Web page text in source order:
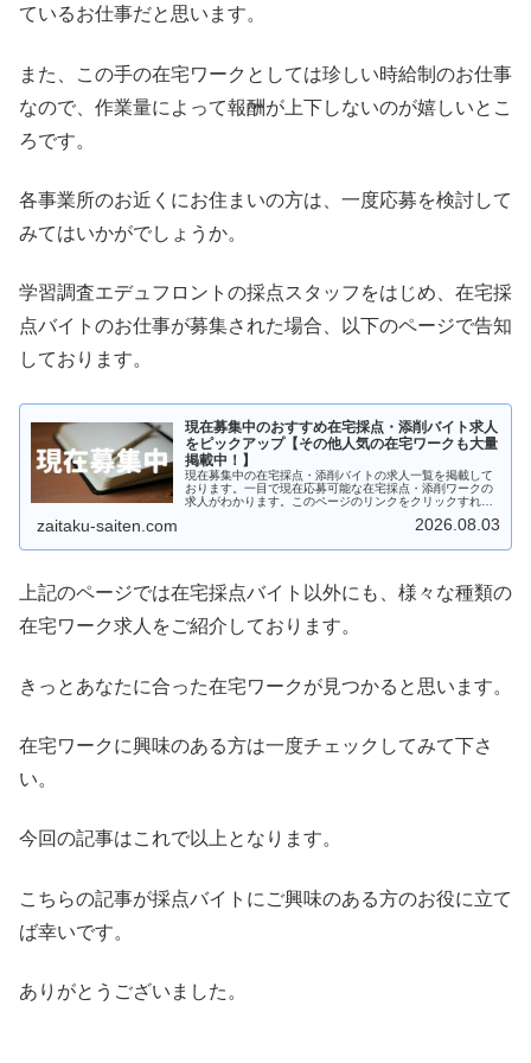
ているお仕事だと思います。
また、この手の在宅ワークとしては珍しい時給制のお仕事
なので、作業量によって報酬が上下しないのが嬉しいとこ
ろです。
各事業所のお近くにお住まいの方は、一度応募を検討して
みてはいかがでしょうか。
学習調査エデュフロントの採点スタッフをはじめ、在宅採
点バイトのお仕事が募集された場合、以下のページで告知
しております。
現在募集中のおすすめ在宅採点・添削バイト求人
をピックアップ【その他人気の在宅ワークも大量
掲載中！】
現在募集中の在宅採点・添削バイトの求人一覧を掲載して
おります。一目で現在応募可能な在宅採点・添削ワークの
求人がわかります。このページのリンクをクリックすれば
探している主婦や大学生の方、在宅の副業を探している
zaitaku-saiten.com 2026.08.03
上記のページでは在宅採点バイト以外にも、様々な種類の
在宅ワーク求人をご紹介しております。
きっとあなたに合った在宅ワークが見つかると思います。
在宅ワークに興味のある方は一度チェックしてみて下さ
い。
今回の記事はこれで以上となります。
こちらの記事が採点バイトにご興味のある方のお役に立て
ば幸いです。
ありがとうございました。